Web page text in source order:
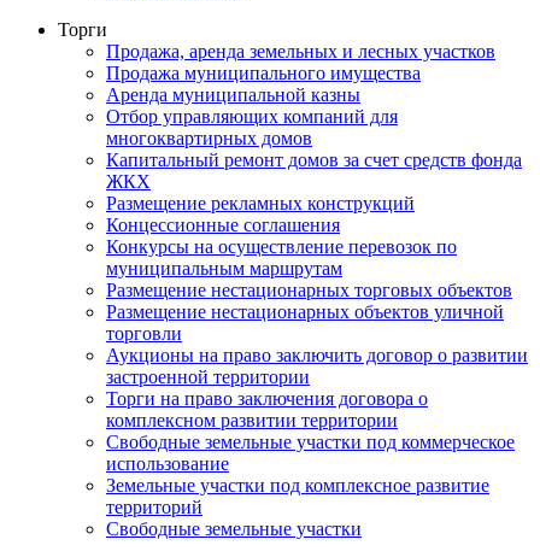
Торги
Продажа, аренда земельных и лесных участков
Продажа муниципального имущества
Аренда муниципальной казны
Отбор управляющих компаний для
многоквартирных домов
Капитальный ремонт домов за счет средств фонда
ЖКХ
Размещение рекламных конструкций
Концессионные соглашения
Конкурсы на осуществление перевозок по
муниципальным маршрутам
Размещение нестационарных торговых объектов
Размещение нестационарных объектов уличной
торговли
Аукционы на право заключить договор о развитии
застроенной территории
Торги на право заключения договора о
комплексном развитии территории
Свободные земельные участки под коммерческое
использование
Земельные участки под комплексное развитие
территорий
Свободные земельные участки